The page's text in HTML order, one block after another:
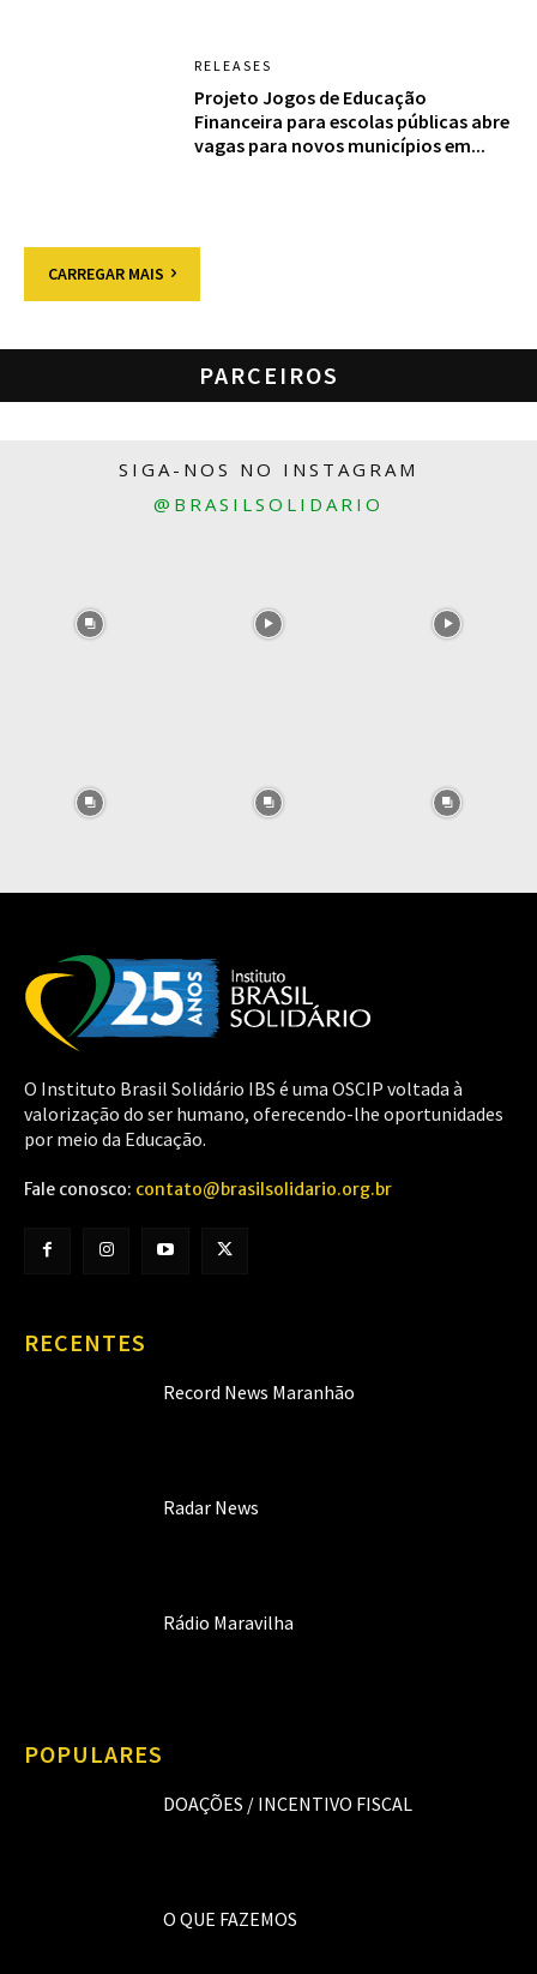
RELEASES
Projeto Jogos de Educação
Financeira para escolas públicas abre
vagas para novos municípios em...
CARREGAR MAIS
PARCEIROS
SIGA-NOS NO INSTAGRAM
@BRASILSOLIDARIO
O Instituto Brasil Solidário IBS é uma OSCIP voltada à
valorização do ser humano, oferecendo-lhe oportunidades
por meio da Educação.
Fale conosco: contato@brasilsolidario.org.br
RECENTES
Record News Maranhão
Radar News
Rádio Maravilha
POPULARES
DOAÇÕES / INCENTIVO FISCAL
O QUE FAZEMOS